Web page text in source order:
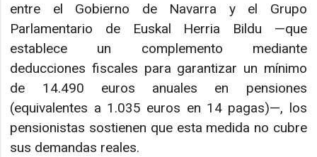
entre el Gobierno de Navarra y el Grupo
Parlamentario de Euskal Herria Bildu —que
establece un complemento mediante
deducciones fiscales para garantizar un mínimo
de 14.490 euros anuales en pensiones
(equivalentes a 1.035 euros en 14 pagas)—, los
pensionistas sostienen que esta medida no cubre
sus demandas reales.